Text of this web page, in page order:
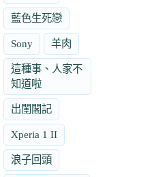
藍色生死戀
Sony 羊肉
這種事、人家不
知道啦
出閨閣記
Xperia 1 II
浪子回頭